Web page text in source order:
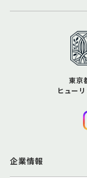
東京
ヒュー
企業情報